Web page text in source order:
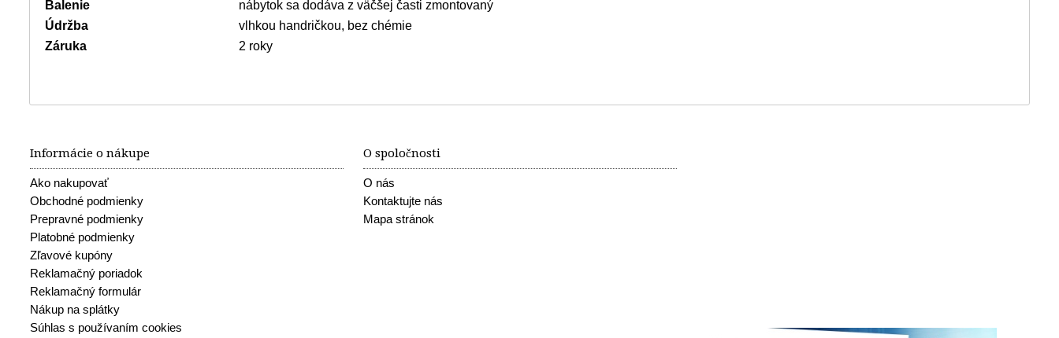
Balenie
nábytok sa dodáva z väčšej časti zmontovaný
Údržba
vlhkou handričkou, bez chémie
Záruka
2 roky
Informácie o nákupe
Ako nakupovať
Obchodné podmienky
Prepravné podmienky
Platobné podmienky
Zľavové kupóny
Reklamačný poriadok
Reklamačný formulár
Nákup na splátky
Súhlas s používaním cookies
O spoločnosti
O nás
Kontaktujte nás
Mapa stránok